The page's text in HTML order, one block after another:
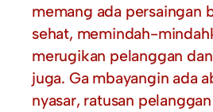
memang ada persaingan
sehat, memindah-
merugikan pelanggan
juga. Ga mbayangin ada
nyasar, ratusan